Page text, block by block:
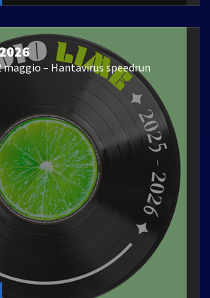
– Hantavirus speedrun